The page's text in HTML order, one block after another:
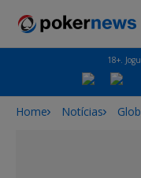
18+.
Home Notícias